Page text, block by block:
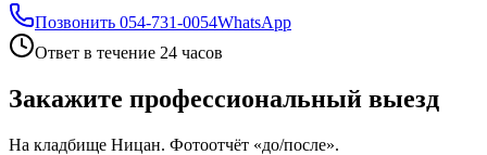
Позвонить 054-731-0054WhatsApp
Ответ в течение 24 часов
Закажите профессиональный выезд
На кладбище Ницан. Фотоотчёт «до/после».